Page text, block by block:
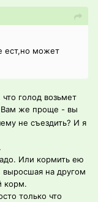
ест,но может
голод возьмет
Вам же проще - вы
не съездить? И я
Или кормить ею
выросшая на другом
корм.
только что